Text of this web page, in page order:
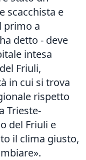
scacchista e
primo a
detto - deve
intesa
Friuli,
in cui si trova
rispetto
Trieste-
del Friuli e
il clima giusto,